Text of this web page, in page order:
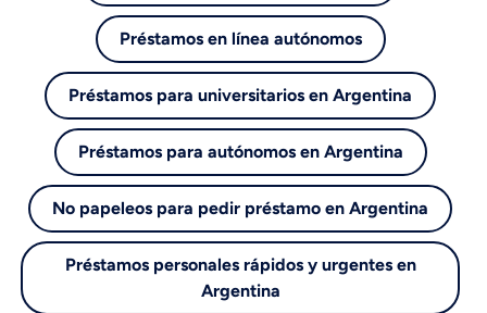
Préstamos en línea autónomos
Préstamos para universitarios en Argentina
Préstamos para autónomos en Argentina
No papeleos para pedir préstamo en Argentina
Préstamos personales rápidos y urgentes en
Argentina